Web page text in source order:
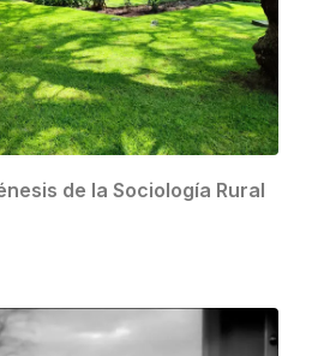
de la Sociología Rural